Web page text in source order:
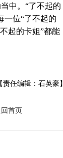
中。“了不起的
一位“了不起的
起的卡姐”都能
【责任编辑：石英豪】
首页